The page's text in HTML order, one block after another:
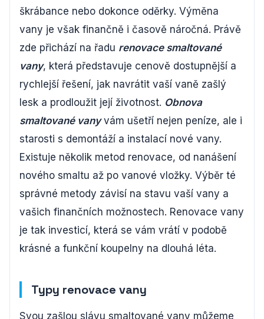
škrábance nebo dokonce oděrky. Výměna
vany je však finančně i časově náročná. Právě
zde přichází na řadu renovace smaltované
vany, která představuje cenově dostupnější a
rychlejší řešení, jak navrátit vaší vaně zašlý
lesk a prodloužit její životnost. Obnova
smaltované vanyvám ušetří nejen peníze, ale i
starosti s demontáží a instalací nové vany.
Existuje několik metod renovace, od nanášení
nového smaltu až po vanové vložky. Výběr té
správné metody závisí na stavu vaší vany a
vašich finančních možnostech. Renovace vany
je tak investicí, která se vám vrátí v podobě
krásné a funkční koupelny na dlouhá léta.
Typy renovace vany
Svou zašlou slávu smaltované vany můžeme